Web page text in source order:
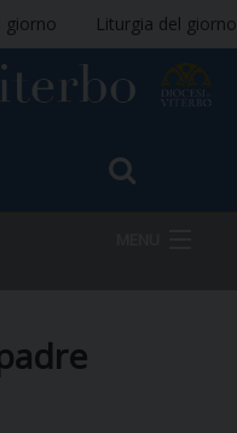
giorno Liturgia del giorno